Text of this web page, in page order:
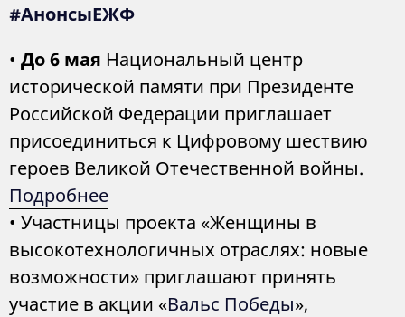
#АнонсыЕЖФ
• До 6 мая Национальный центр
исторической памяти при Президенте
Российской Федерации приглашает
присоединиться к Цифровому шествию
героев Великой Отечественной войны.
Подробнее
• Участницы проекта «Женщины в
высокотехнологичных отраслях: новые
возможности» приглашают принять
участие в акции «Вальс Победы»,